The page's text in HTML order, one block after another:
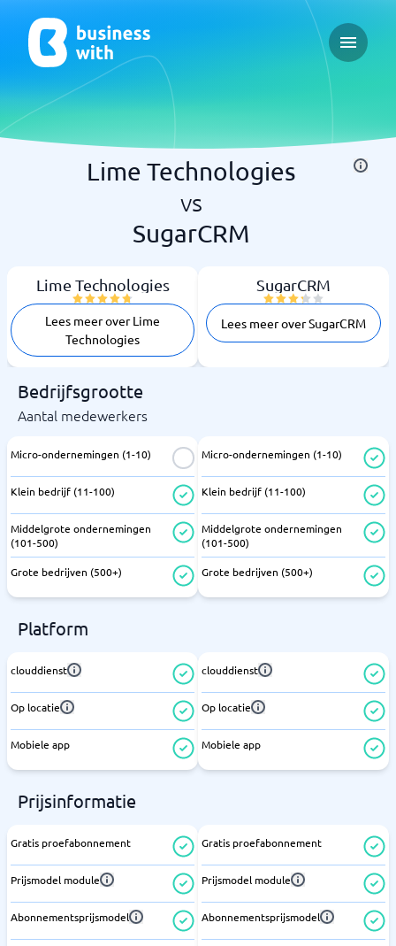
Open
Lime Technologies
vs
SugarCRM
Lime Technologies
Lees meer over Lime
Technologies
SugarCRM
Lees meer over SugarCRM
Bedrijfsgrootte
Aantal medewerkers
Micro-ondernemingen (1-10)
Klein bedrijf (11-100)
Middelgrote ondernemingen
(101-500)
Grote bedrijven (500+)
Micro-ondernemingen (1-10)
Klein bedrijf (11-100)
Middelgrote ondernemingen
(101-500)
Grote bedrijven (500+)
Platform
clouddienst
Op locatie
Mobiele app
clouddienst
Op locatie
Mobiele app
Prijsinformatie
Gratis proefabonnement
Prijsmodel module
Abonnementsprijsmodel
Gratis proefabonnement
Prijsmodel module
Abonnementsprijsmodel